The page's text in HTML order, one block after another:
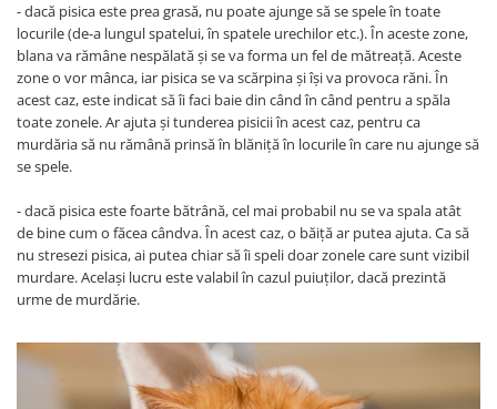
- dacă pisica este prea grasă, nu poate ajunge să se spele în toate
locurile (de-a lungul spatelui, în spatele urechilor etc.). În aceste zone,
blana va rămâne nespălată și se va forma un fel de mătreață. Aceste
zone o vor mânca, iar pisica se va scărpina și își va provoca răni. În
acest caz, este indicat să îi faci baie din când în când pentru a spăla
toate zonele. Ar ajuta și tunderea pisicii în acest caz, pentru ca
murdăria să nu rămână prinsă în blăniță în locurile în care nu ajunge să
se spele.
- dacă pisica este foarte bătrână, cel mai probabil nu se va spala atât
de bine cum o făcea cândva. În acest caz, o băiță ar putea ajuta. Ca să
nu stresezi pisica, ai putea chiar să îi speli doar zonele care sunt vizibil
murdare. Același lucru este valabil în cazul puiuților, dacă prezintă
urme de murdărie.